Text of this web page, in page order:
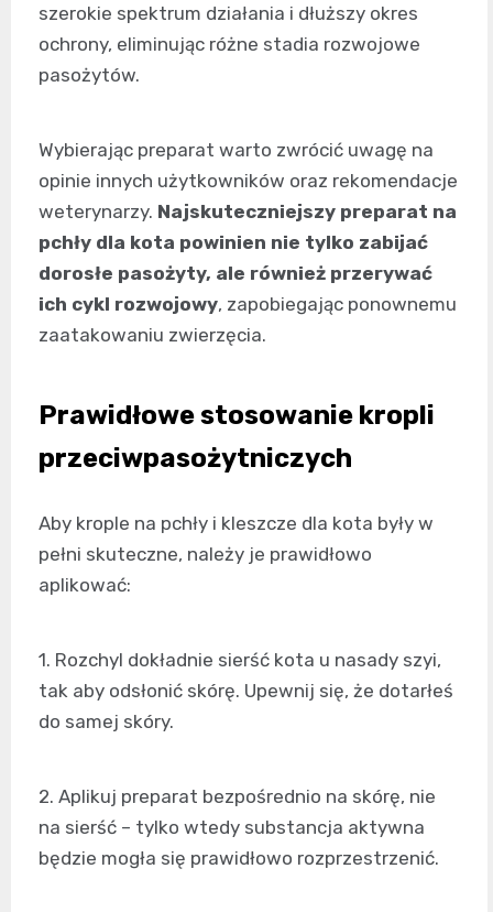
szerokie spektrum działania i dłuższy okres
ochrony, eliminując różne stadia rozwojowe
pasożytów.
Wybierając preparat warto zwrócić uwagę na
opinie innych użytkowników oraz rekomendacje
weterynarzy. Najskuteczniejszy preparat na
pchły dla kota powinien nie tylko zabijać
dorosłe pasożyty, ale również przerywać
ich cykl rozwojowy, zapobiegając ponownemu
zaatakowaniu zwierzęcia.
Prawidłowe stosowanie kropli
przeciwpasożytniczych
Aby krople na pchły i kleszcze dla kota były w
pełni skuteczne, należy je prawidłowo
aplikować:
1. Rozchyl dokładnie sierść kota u nasady szyi,
tak aby odsłonić skórę. Upewnij się, że dotarłeś
do samej skóry.
2. Aplikuj preparat bezpośrednio na skórę, nie
na sierść – tylko wtedy substancja aktywna
będzie mogła się prawidłowo rozprzestrzenić.